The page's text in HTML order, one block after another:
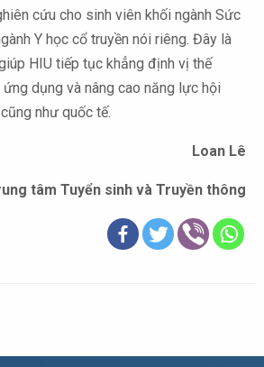
cứu cho sinh viên khối ngành Sức
Y học cổ truyền nói riêng. Đây là
HIU tiếp tục khẳng định vị thế
dụng và nâng cao năng lực hội
như quốc tế.
Loan Lê
tâm Tuyển sinh và Truyền thông